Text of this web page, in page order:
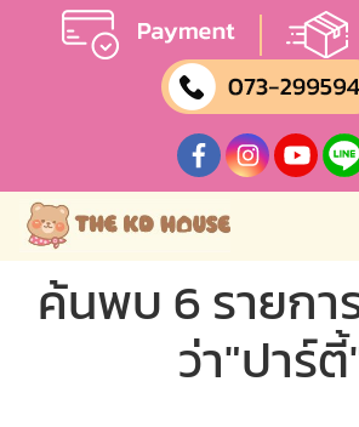
ค้นพบ 6 รายกา
ว่า"ปาร์